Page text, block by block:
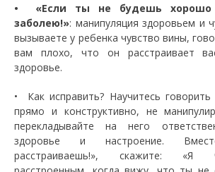
• «Если ты не будешь хорошо
заболею!»: манипуляция здоровьем и
вызываете у ребенка чувство вины,
вам плохо, что он расстраивает
здоровье.
• Как исправить? Научитесь говорить
прямо и конструктивно, не
перекладывайте на него
здоровье и настроение.
расстраиваешь!», скажите: «Я